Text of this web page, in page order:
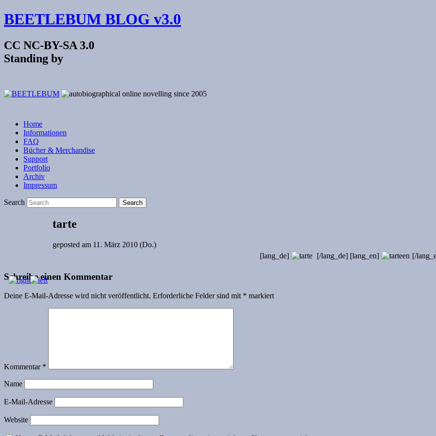
BEETLEBUM BLOG v3.0
CC NC-BY-SA 3.0
Standing by
Home
Informationen
FAQ
Bücher & Merchandise
Support
Portfolio
Archiv
Impressum
Search
tarte
geposted am 11. März 2010 (Do.)
[lang_de]
[/lang_de] [lang_en] [/
Schreibe einen Kommentar
Deine E-Mail-Adresse wird nicht veröffentlicht. Erforderliche Felder sind mit * markiert
Kommentar *
Name
E-Mail-Adresse
Website